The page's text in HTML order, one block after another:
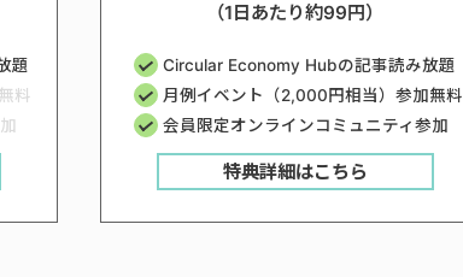
題
料
（1日あたり約99円）
Circular Economy Hubの記事読み放題
月例イベント（2,000円相当）参加無料
会員限定オンラインコミュニティ参加
特典詳細はこちら